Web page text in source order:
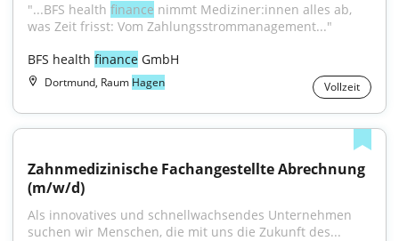
"...BFS health finance nimmt Mediziner:innen alles ab,
was Zeit frisst: Vom Zahlungsstrommanagement..."
BFS health finance GmbH
Dortmund, Raum Hagen Vollzeit
Zahnmedizinische Fachangestellte Abrechnung
(m/w/d)
Als innovatives und schnellwachsendes Unternehmen
suchen wir Menschen, die mit uns die Zukunft des...